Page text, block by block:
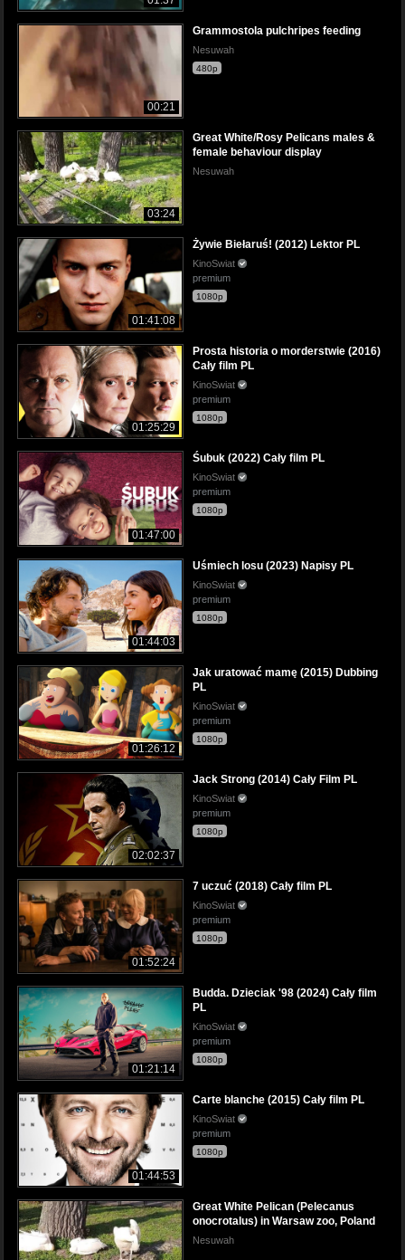
00:21
Grammostola pulchripes feeding
Nesuwah
480p
03:24
Great White/Rosy Pelicans males &
female behaviour display
Nesuwah
01:41:08
Żywie Biełaruś! (2012) Lektor PL
KinoSwiat
premium
1080p
01:25:29
Prosta historia o morderstwie (2016)
Cały film PL
KinoSwiat
premium
1080p
01:47:00
Śubuk (2022) Cały film PL
KinoSwiat
premium
1080p
01:44:03
Uśmiech losu (2023) Napisy PL
KinoSwiat
premium
1080p
01:26:12
Jak uratować mamę (2015) Dubbing
PL
KinoSwiat
premium
1080p
02:02:37
Jack Strong (2014) Cały Film PL
KinoSwiat
premium
1080p
01:52:24
7 uczuć (2018) Cały film PL
KinoSwiat
premium
1080p
01:21:14
Budda. Dzieciak '98 (2024) Cały film
PL
KinoSwiat
premium
1080p
01:44:53
Carte blanche (2015) Cały film PL
KinoSwiat
premium
1080p
Great White Pelican (Pelecanus
onocrotalus) in Warsaw zoo, Poland
Nesuwah